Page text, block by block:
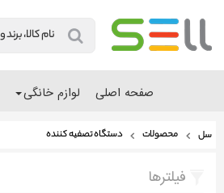
صفحه اصلی لوازم خانگی
سل محصولات دستگاه تصفیه کننده
فیلترها